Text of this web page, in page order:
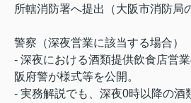
所轄消防署へ提出（大阪市消防局
警察（深夜営業に該当する場合）
- 深夜における酒類提供飲食店営
阪府警が様式等を公開。
- 実務解説でも、深夜0時以降の酒